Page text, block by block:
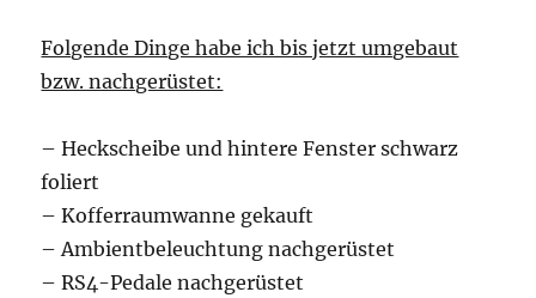
Folgende Dinge habe ich bis jetzt umgebaut
bzw. nachgerüstet:
– Heckscheibe und hintere Fenster schwarz
foliert
– Kofferraumwanne gekauft
– Ambientbeleuchtung nachgerüstet
– RS4-Pedale nachgerüstet